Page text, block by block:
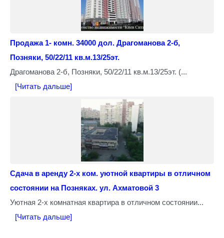
Продажа 1- комн. 34000 дол. Драгоманова 2-б,
Позняки, 50/22/11 кв.м.13/25эт.
Драгоманова 2-б, Позняки, 50/22/11 кв.м.13/25эт. (...
[Читать дальше]
Сдача в аренду 2-х ком. уютной квартиры в отличном
состоянии на Позняках. ул. Ахматовой 3
Уютная 2-х комнатная квартира в отличном состоянии...
[Читать дальше]